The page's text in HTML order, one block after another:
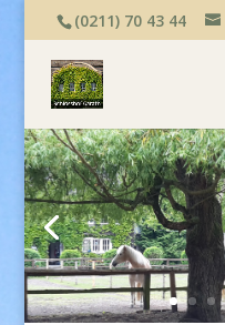
(0211) 70 43 44